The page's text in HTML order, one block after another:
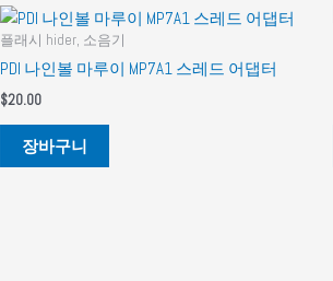
플래시 hider, 소음기
PDI 나인볼 마루이 MP7A1 스레드 어댑터
$20.00
장바구니